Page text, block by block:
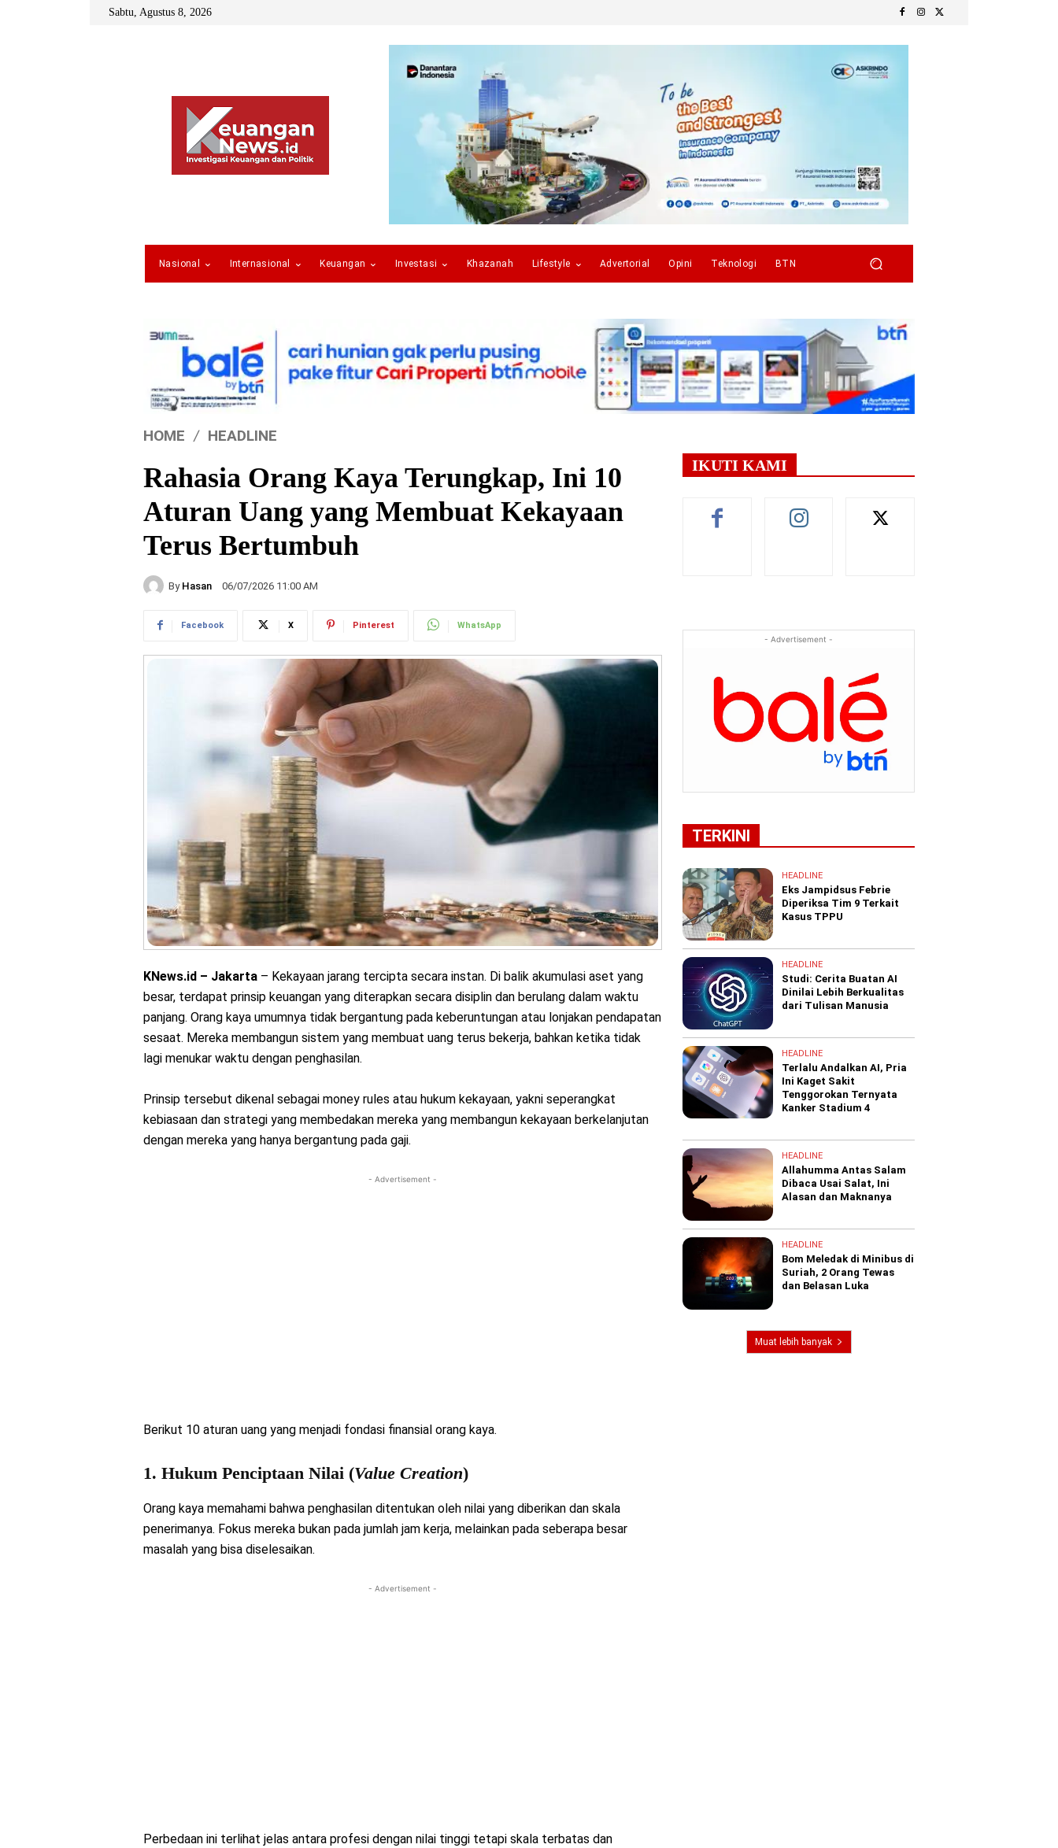
Sabtu, Agustus 8, 2026
Nasional Internasional Keuangan Investasi Khazanah Lifestyle Advertorial Opini Teknologi BTN
HOME HEADLINE
Rahasia Orang Kaya Terungkap, Ini 10
Aturan Uang yang Membuat Kekayaan
Terus Bertumbuh
By Hasan 06/07/2026 11:00 AM
Facebook X Pinterest WhatsApp
KNews.id – Jakarta – Kekayaan jarang tercipta secara instan. Di balik akumulasi aset yang
besar, terdapat prinsip keuangan yang diterapkan secara disiplin dan berulang dalam waktu
panjang. Orang kaya umumnya tidak bergantung pada keberuntungan atau lonjakan pendapatan
sesaat. Mereka membangun sistem yang membuat uang terus bekerja, bahkan ketika tidak
lagi menukar waktu dengan penghasilan.
Prinsip tersebut dikenal sebagai money rules atau hukum kekayaan, yakni seperangkat
kebiasaan dan strategi yang membedakan mereka yang membangun kekayaan berkelanjutan
dengan mereka yang hanya bergantung pada gaji.
- Advertisement -
Berikut 10 aturan uang yang menjadi fondasi finansial orang kaya.
1. Hukum Penciptaan Nilai (Value Creation)
Orang kaya memahami bahwa penghasilan ditentukan oleh nilai yang diberikan dan skala
penerimanya. Fokus mereka bukan pada jumlah jam kerja, melainkan pada seberapa besar
masalah yang bisa diselesaikan.
- Advertisement -
Perbedaan ini terlihat jelas antara profesi dengan nilai tinggi tetapi skala terbatas dan
IKUTI KAMI
- Advertisement -
TERKINI
HEADLINE
Eks Jampidsus Febrie
Diperiksa Tim 9 Terkait
Kasus TPPU
HEADLINE
Studi: Cerita Buatan AI
Dinilai Lebih Berkualitas
dari Tulisan Manusia
HEADLINE
Terlalu Andalkan AI, Pria
Ini Kaget Sakit
Tenggorokan Ternyata
Kanker Stadium 4
HEADLINE
Allahumma Antas Salam
Dibaca Usai Salat, Ini
Alasan dan Maknanya
HEADLINE
Bom Meledak di Minibus di
Suriah, 2 Orang Tewas
dan Belasan Luka
Muat lebih banyak